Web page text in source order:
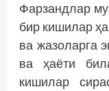
Фарзандлар
бир кишилар
ва жазоларга
ва ҳаёти
кишилар